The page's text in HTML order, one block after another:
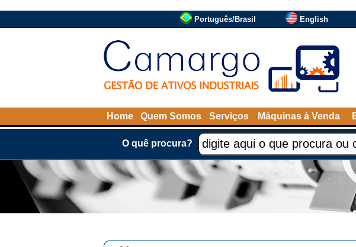
Português/Brasil English
Home Quem Somos Serviços Máquinas à Venda
O quê procura?